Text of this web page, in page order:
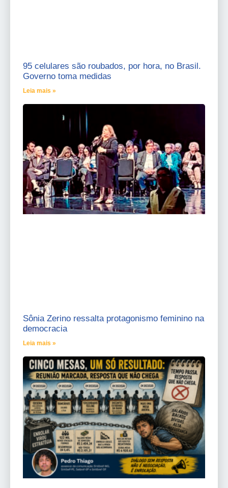
95 celulares são roubados, por hora, no Brasil.
Governo toma medidas
Leia mais »
Sônia Zerino ressalta protagonismo feminino na
democracia
Leia mais »